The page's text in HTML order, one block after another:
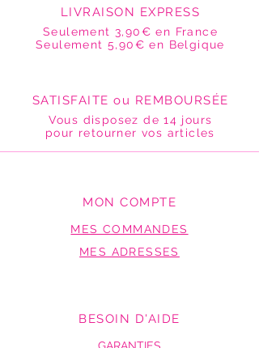
LIVRAISON EXPRESS
Seulement 3,90€ en France
Seulement 5,90€ en Belgique
SATISFAITE ou REMBOURSÉE
Vous disposez de 14 jours
pour retourner vos articles
MON COMPTE
MES COMMANDES
MES ADRESSES
BESOIN D'AIDE